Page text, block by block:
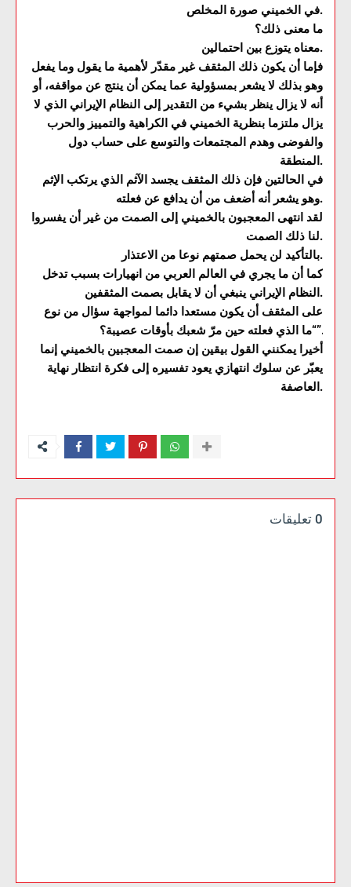
في الخميني صورة المخلص.
ما معنى ذلك؟
معناه يتوزع بين احتمالين.
فإما أن يكون ذلك المثقف غير مقدّر لأهمية ما يقول وما يفعل
وهو بذلك لا يشعر بمسؤولية عما يمكن أن ينتج عن مواقفه، أو
أنه لا يزال ينظر بشيء من التقدير إلى النظام الإيراني الذي لا
يزال ملتزما بنظرية الخميني في الكراهية والتمييز والحرب
والفوضى وهدم المجتمعات والتوسع على حساب دول
المنطقة.
في الحالتين فإن ذلك المثقف يجسد الآثم الذي يرتكب الإثم
وهو يشعر أنه أضعف من أن يدافع عن فعلته.
لقد انتهى المعجبون بالخميني إلى الصمت من غير أن يفسروا
لنا ذلك الصمت.
بالتأكيد لن يحمل صمتهم نوعا من الاعتذار.
كما أن ما يجري في العالم العربي من انهيارات بسبب تدخل
النظام الإيراني ينبغي أن لا يقابل بصمت المثقفين.
على المثقف أن يكون مستعدا دائما لمواجهة سؤال من نوع
“ما الذي فعلته حين مرّ شعبك بأوقات عصيبة؟”.
أخيرا يمكنني القول بيقين إن صمت المعجبين بالخميني إنما
يعبّر عن سلوك انتهازي يعود تفسيره إلى فكرة انتظار نهاية
العاصفة.
0 تعليقات